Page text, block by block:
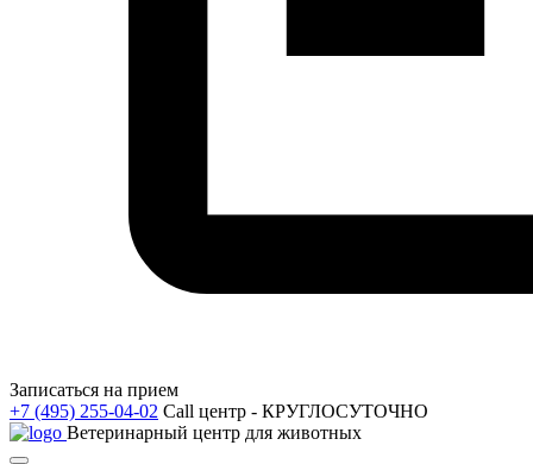
Записаться на прием
+7 (495) 255-04-02 Call центр - КРУГЛОСУТОЧНО
Ветеринарный центр для животных